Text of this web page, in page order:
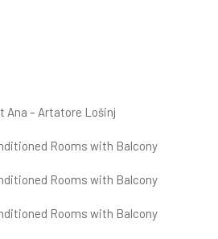
Ana – Artatore Lošinj
Rooms with Balcony
Rooms with Balcony
Rooms with Balcony